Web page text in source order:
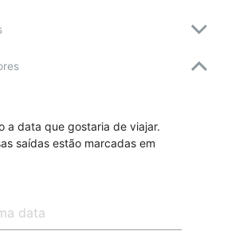
a data que gostaria de viajar.
saídas estão marcadas em